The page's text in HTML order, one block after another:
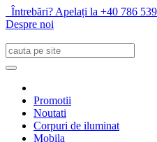
Întrebări? Apelați la +40 786
Despre noi
Promotii
Noutati
Corpuri de iluminat
Mobila